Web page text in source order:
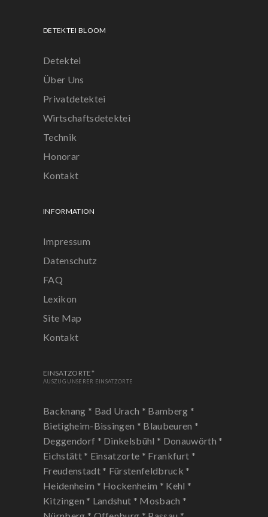
DETEKTEI BLOOM
Detektei
Über Uns
Privatdetektei
Wirtschaftsdetektei
Technik
Honorar
Kontakt
INFORMATION
Impressum
Datenschutz
FAQ
Lexikon
Site Map
Kontakt
EINSATZORTE*
AUSZUG UNSERER EINSATZORTE
Backnang * Bad Urach * Bamberg *
Bietigheim-Bissingen * Blaubeuren *
Deggendorf * Dinkelsbühl * Donauwörth *
Eichstätt * Einsatzorte * Frankfurt *
Freudenstadt * Fürstenfeldbruck *
Heidenheim * Hockenheim * Kehl *
Kitzingen * Landshut * Mosbach *